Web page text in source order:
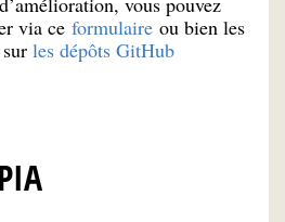
via ce formulaire ou bien les
les dépôts GitHub